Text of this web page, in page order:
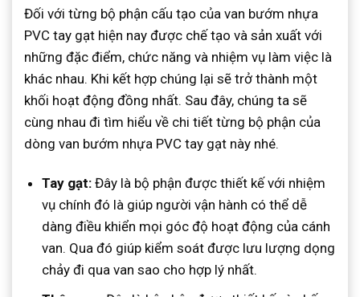
Đối với từng bộ phận cấu tạo của van bướm nhựa
PVC tay gạt hiện nay được chế tạo và sản xuất với
những đặc điểm, chức năng và nhiệm vụ làm việc là
khác nhau. Khi kết hợp chúng lại sẽ trở thành một
khối hoạt động đồng nhất. Sau đây, chúng ta sẽ
cùng nhau đi tìm hiểu về chi tiết từng bộ phận của
dòng van bướm nhựa PVC tay gạt này nhé.
Tay gạt: Đây là bộ phận được thiết kế với nhiệm
vụ chính đó là giúp người vận hành có thể dễ
dàng điều khiển mọi góc độ hoạt động của cánh
van. Qua đó giúp kiểm soát được lưu lượng dọng
chảy đi qua van sao cho hợp lý nhất.